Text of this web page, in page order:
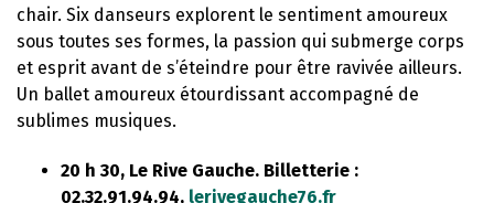
chair. Six danseurs explorent le sentiment amoureux
sous toutes ses formes, la passion qui submerge corps
et esprit avant de s’éteindre pour être ravivée ailleurs.
Un ballet amoureux étourdissant accompagné de
sublimes musiques.
20 h 30, Le Rive Gauche. Billetterie :
02.32.91.94.94, lerivegauche76.fr